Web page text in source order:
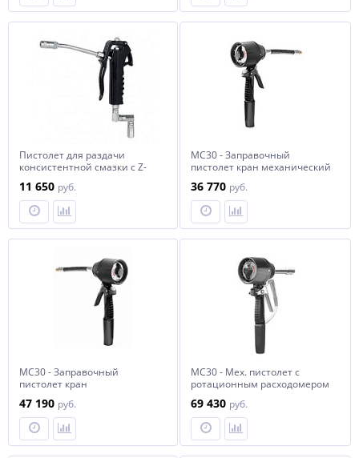
Пистолет для раздачи
консистентной смазки с Z-
11 650 руб.
MC30 - Заправочный
пистолет кран механический
расходомером (литры),
гибкий наконечник, автомат.
каплеот., масло
36 770 руб.
MC30 - Заправочный
пистолет кран
ротационным расходомером
(литры), гибкий наконечник,
ручн. каплеот., масло
47 190 руб.
MC30 - Мех. пистолет c
ротационным расходомером
полуавт. каплеот.
69 430 руб.